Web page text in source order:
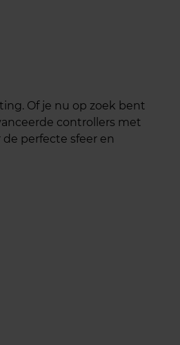
Of je nu op zoek bent
controllers met
perfecte sfeer en